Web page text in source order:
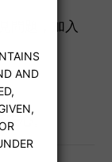
問題，加入
心